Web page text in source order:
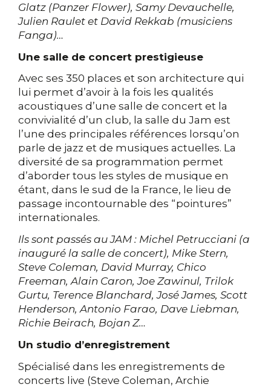
Glatz (Panzer Flower), Samy Devauchelle,
Julien Raulet et David Rekkab (musiciens
Fanga)…
Une salle de concert prestigieuse
Avec ses 350 places et son architecture qui
lui permet d’avoir à la fois les qualités
acoustiques d’une salle de concert et la
convivialité d’un club, la salle du Jam est
l’une des principales références lorsqu’on
parle de jazz et de musiques actuelles. La
diversité de sa programmation permet
d’aborder tous les styles de musique en
étant, dans le sud de la France, le lieu de
passage incontournable des “pointures”
internationales.
Ils sont passés au JAM : Michel Petrucciani (a
inauguré la salle de concert), Mike Stern,
Steve Coleman, David Murray, Chico
Freeman, Alain Caron, Joe Zawinul, Trilok
Gurtu, Terence Blanchard, José James, Scott
Henderson, Antonio Farao, Dave Liebman,
Richie Beirach, Bojan Z…
Un studio d’enregistrement
Spécialisé dans les enregistrements de
concerts live (Steve Coleman, Archie